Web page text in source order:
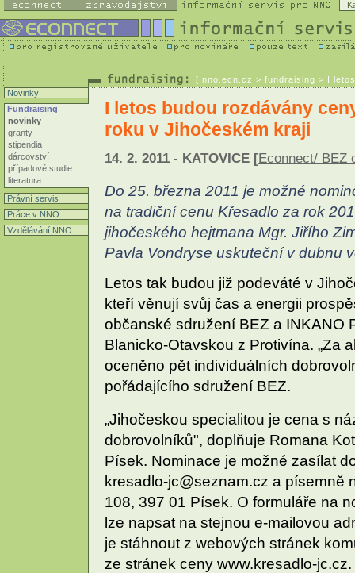
[ nno.ecn.cz > fundraising > I
Novinky
Fundraising
novinky
granty
stipendia
dárcovství
případové studie
literatura
Právní servis
Práce v NNO
Vzdělávání NNO
I letos budou rozdávány
roku v Jihočeském kraji
14. 2. 2011 - KATOVICE [Econnect/ BEZ
Do 25. března 2011 je možné
na tradiční cenu Křesadlo za rok
jihočeského hejtmana Mgr. Jiřího
Pavla Vondryse uskuteční v dubnu
Letos tak budou již podeváté v
kteří věnují svůj čas a energii
občanské sdružení BEZ a INKANO
Blanicko-Otavskou z Protivína. „Za
oceněno pět individuálních
pořádajícího sdružení BEZ.
„Jihočeskou specialitou je cena s
dobrovolníků", doplňuje Romana
Písek. Nominace je možné zasílat
kresadlo-jc@seznam.cz a písemně
108, 397 01 Písek. O formuláře na
lze napsat na stejnou e-mailovou
je stáhnout z webových stránek
ze stránek ceny www.kresadlo-jc.cz.